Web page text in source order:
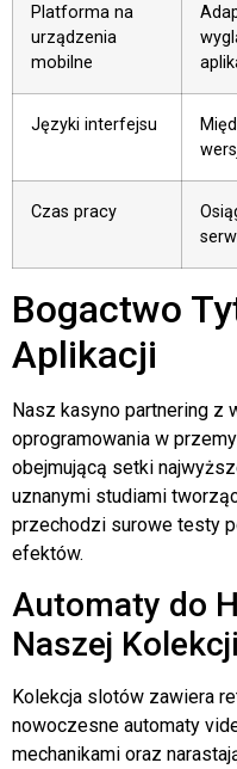
Platforma na
urządzenia
mobilne
Języki interfejsu
Czas pracy
Bogactwo
Aplikacji
Nasz kasyno partnering z
oprogramowania w
obejmującą setki
uznanymi studiami
przechodzi surowe testy
efektów.
Automaty do
Naszej Kolekcji
Kolekcja slotów zawiera
nowoczesne automaty
mechanikami oraz